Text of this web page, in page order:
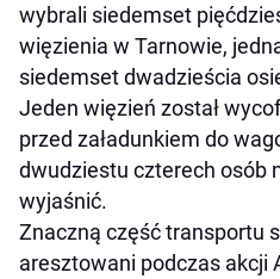
wybrali siedemset
więzienia w Tarnowie,
siedemset dwadzieścia
Jeden więzień został
przed załadunkiem do
dwudziestu czterech osób
wyjaśnić.
Znaczną część transportu
aresztowani podczas akcji